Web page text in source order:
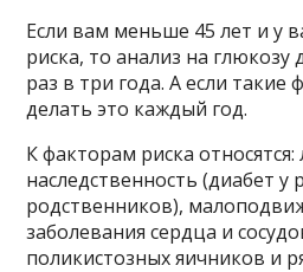
Если вам меньше 45 лет и у
риска, то анализ на глюкозу
раз в три года. А если такие
делать это каждый год.
К факторам риска
наследственность (диабет у
родственников),
заболевания сердца и
поликистозных яичников и